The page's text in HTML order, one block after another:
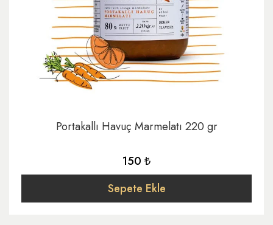
Portakallı Havuç Marmelatı 220 gr
150 ₺
Sepete Ekle